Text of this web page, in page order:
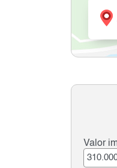
Valor